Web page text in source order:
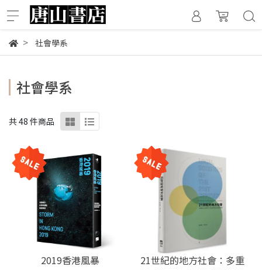
社會學系
社會學系
共 48 件商品
2019香港風暴
21世紀的地方社會：多重